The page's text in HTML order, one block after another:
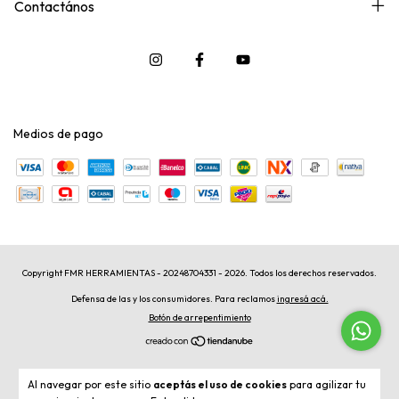
Al navegar por este sitio aceptás el uso de cookies para agilizar tu
Contactános
Medios de pago
Copyright FMR HERRAMIENTAS - 20248704331 - 2026. Todos los derechos reservados.
Defensa de las y los consumidores. Para reclamosingresá acá.
Botón de arrepentimiento